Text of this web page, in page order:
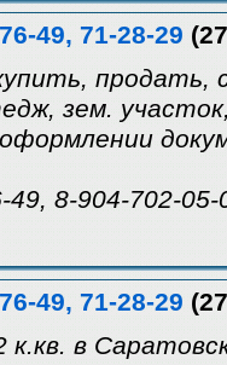
49, 71-28-29
продать,
зем.
8-904-702-05-
49, 71-28-29
в